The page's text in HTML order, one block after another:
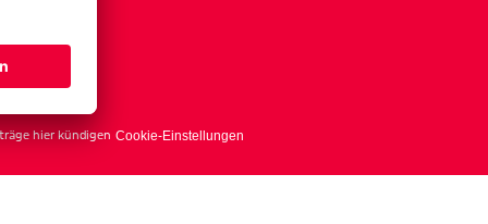
hier kündigen Cookie-Einstellungen